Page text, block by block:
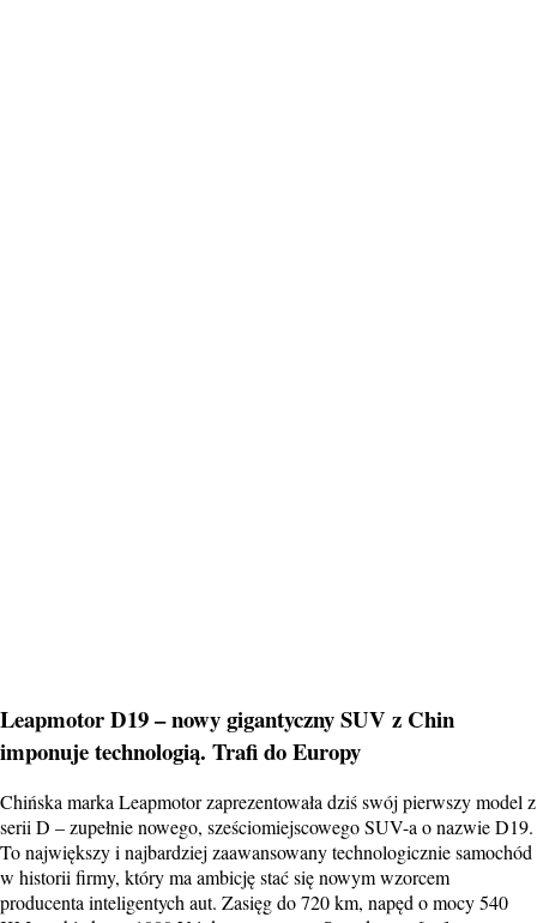
Leapmotor D19 – nowy gigantyczny SUV z Chin
imponuje technologią. Trafi do Europy
Chińska marka Leapmotor zaprezentowała dziś swój pierwszy model z
serii D – zupełnie nowego, sześciomiejscowego SUV-a o nazwie D19.
To największy i najbardziej zaawansowany technologicznie samochód
w historii firmy, który ma ambicję stać się nowym wzorcem
producenta inteligentych aut. Zasięg do 720 km, napęd o mocy 540